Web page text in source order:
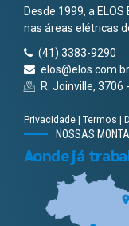
Desde 1999, a
nas áreas elétricas
(41) 3383-9290
elos@elos.com.br
R. Joinville, 3706
Privacidade Termos
NOSSAS
Aonde já